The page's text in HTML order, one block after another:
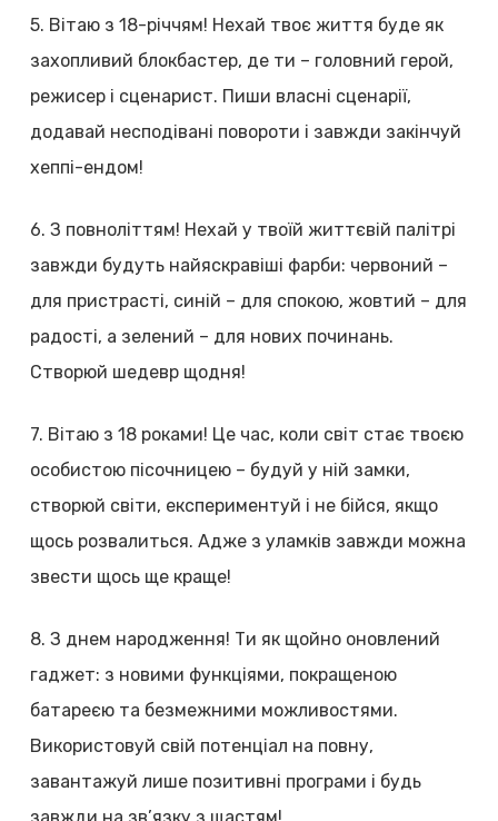
5. Вітаю з 18-річчям! Нехай твоє життя буде як
захопливий блокбастер, де ти – головний герой,
режисер і сценарист. Пиши власні сценарії,
додавай несподівані повороти і завжди закінчуй
хеппі-ендом!
6. З повноліттям! Нехай у твоїй життєвій палітрі
завжди будуть найяскравіші фарби: червоний –
для пристрасті, синій – для спокою, жовтий – для
радості, а зелений – для нових починань.
Створюй шедевр щодня!
7. Вітаю з 18 роками! Це час, коли світ стає твоєю
особистою пісочницею – будуй у ній замки,
створюй світи, експериментуй і не бійся, якщо
щось розвалиться. Адже з уламків завжди можна
звести щось ще краще!
8. З днем народження! Ти як щойно оновлений
гаджет: з новими функціями, покращеною
батареєю та безмежними можливостями.
Використовуй свій потенціал на повну,
завантажуй лише позитивні програми і будь